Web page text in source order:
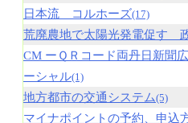
日本流 コルホーズ(17)
荒廃農地で太陽光発電促す
CM ーＱＲコード両丹日新
ーシャル(1)
地方都市の交通システム(5)
マイナポイントの予約、申込